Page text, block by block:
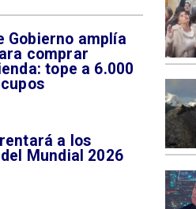
Gobierno amplía
comprar
tope a 6.000
a los
Mundial 2026